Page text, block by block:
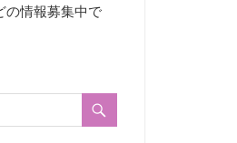
の情報募集中で